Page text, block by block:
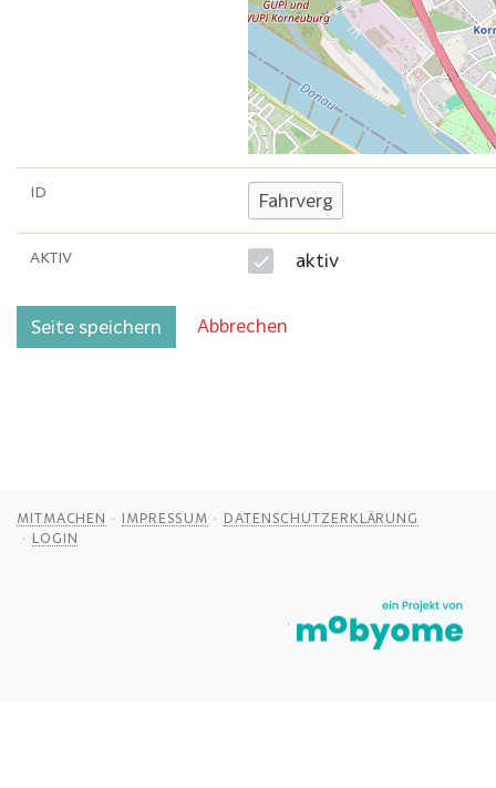
ID
AKTIV aktiv
Seite speichern Abbrechen
MITMACHEN IMPRESSUM
DATENSCHUTZERKLÄRUNG
LOGIN